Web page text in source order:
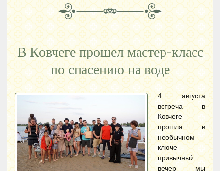
В Ковчеге прошел мастер-класс
по спасению на воде
4 августа
встреча в
Ковчеге
прошла в
необычном
ключе —
привычный
вечер мы